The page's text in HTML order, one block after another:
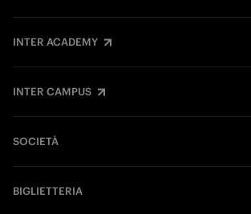
INTER ACADEMY
INTER CAMPUS
SOCIETÀ
BIGLIETTERIA